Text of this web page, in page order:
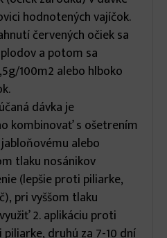
hodnotených vajíčok.
červených očiek sa
a potom sa
100m2 alebo hlboko
dávka je
kombinovať s ošetrením
alebo
tlaku nosánikov
(lepšie proti piliarke,
pri vyššom tlaku
2. aplikáciu proti
druhú za 7-10 dní